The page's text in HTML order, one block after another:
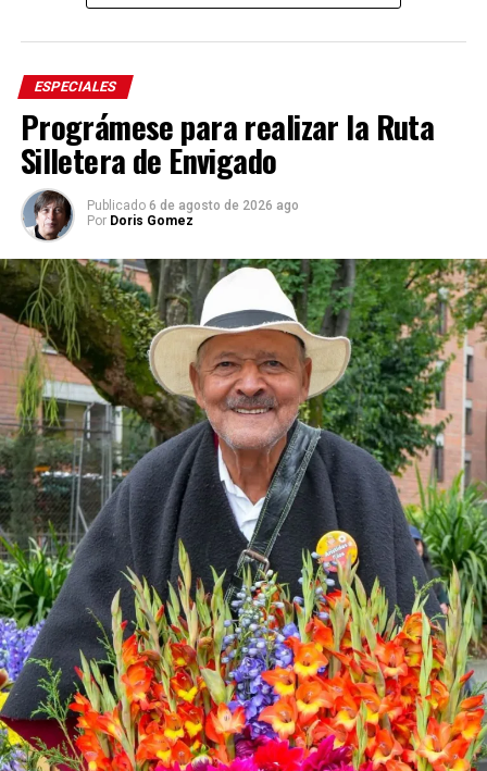
ESPECIALES
Prográmese para realizar la Ruta
Silletera de Envigado
Publicado 6 de agosto de 2026 ago
Por Doris Gomez